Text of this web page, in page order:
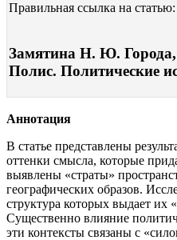
Правильная ссылка на статью:
Замятина Н. Ю. Города,
Полис. Политические
Аннотация
В статье представлены
оттенки смысла, которые
выявлены «страты»
географических образов.
структура которых выдает их
Существенно влияние
эти контексты связаны с